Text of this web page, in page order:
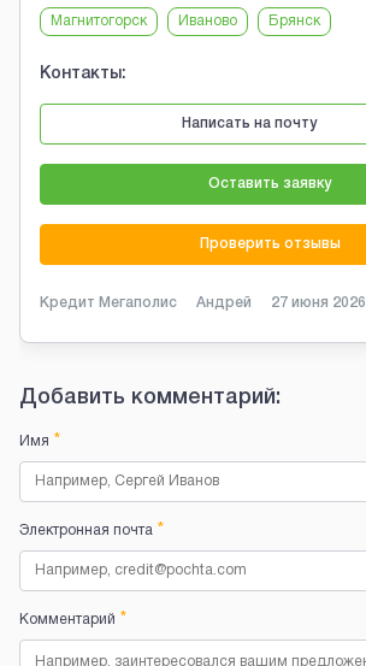
Магнитогорск Иваново Брянск
Контакты:
Написать на почту
Оставить заявку
Проверить отзывы
Кредит Мегаполис Андрей 27 июня 2026
Добавить комментарий:
Имя *
Электронная почта *
Комментарий *